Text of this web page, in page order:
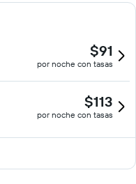
$91
por noche con tasas
$113
por noche con tasas